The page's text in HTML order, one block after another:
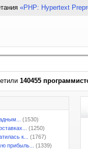
«PHP: Hypertext
140455
(1530)
(1250)
к...
(1767)
прибыль...
(1339)